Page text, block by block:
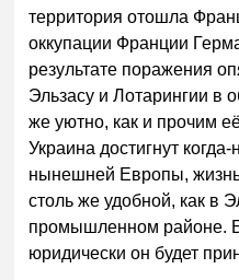
территория отошла
оккупации Франции
результате поражения
Эльзасу и Лотарингии в
же уютно, как и прочим
Украина достигнут
нынешней Европы,
столь же удобной, как в
промышленном районе.
юридически он будет